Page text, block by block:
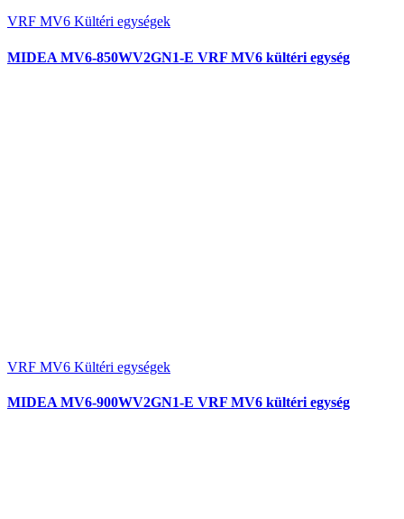
VRF MV6 Kültéri egységek
MIDEA MV6-850WV2GN1-E VRF MV6 kültéri egység
VRF MV6 Kültéri egységek
MIDEA MV6-900WV2GN1-E VRF MV6 kültéri egység